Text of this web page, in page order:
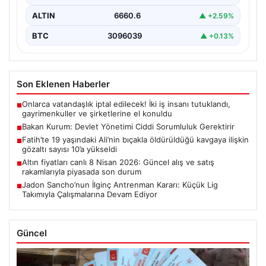
ALTIN 6660.6 ▲ +2.59%
BTC 3096039 ▲ +0.13%
Son Eklenen Haberler
■Onlarca vatandaşlık iptal edilecek! İki iş insanı tutuklandı,
gayrimenkuller ve şirketlerine el konuldu
■Bakan Kurum: Devlet Yönetimi Ciddi Sorumluluk Gerektirir
■Fatih’te 19 yaşındaki Ali’nin bıçakla öldürüldüğü kavgaya ilişkin
gözaltı sayısı 10’a yükseldi
■Altın fiyatları canlı 8 Nisan 2026: Güncel alış ve satış
rakamlarıyla piyasada son durum
■Jadon Sancho’nun İlginç Antrenman Kararı: Küçük Lig
Takımıyla Çalışmalarına Devam Ediyor
Güncel